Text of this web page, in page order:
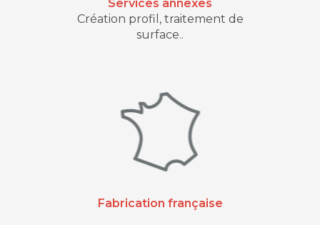
Services annexes
Création profil, traitement de
surface..
Fabrication française